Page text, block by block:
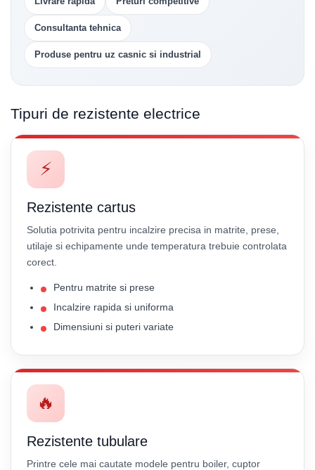
Consultanta tehnica
Produse pentru uz casnic si industrial
Tipuri de rezistente electrice
⚡
Rezistente cartus
Solutia potrivita pentru incalzire precisa in matrite, prese,
utilaje si echipamente unde temperatura trebuie controlata
corect.
Pentru matrite si prese
Incalzire rapida si uniforma
Dimensiuni si puteri variate
🔥
Rezistente tubulare
Printre cele mai cautate modele pentru boiler, cuptor